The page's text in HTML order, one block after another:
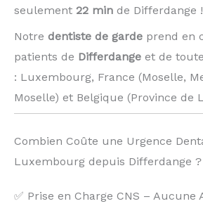
seulement 22 min de Differdange !
Notre dentiste de garde prend en
patients de Differdange et de
: Luxembourg, France (Moselle,
Moselle) et Belgique (Province de
Combien Coûte une Urgence
Luxembourg depuis Differdange ?
✅ Prise en Charge CNS – Aucune